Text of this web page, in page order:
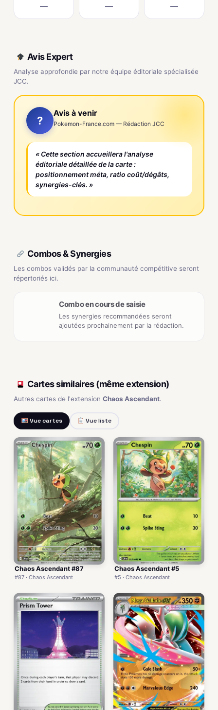
— — —
Avis Expert
Analyse approfondie par notre équipe éditoriale spécialisée
JCC.
?
Avis à venir
Pokemon-France.com — Rédaction JCC
« Cette section accueillera l'analyse
éditoriale détaillée de la carte :
positionnement méta, ratio coût/dégâts,
synergies-clés. »
Combos & Synergies
Les combos validés par la communauté compétitive seront
répertoriés ici.
Combo en cours de saisie
Les synergies recommandées seront
ajoutées prochainement par la rédaction.
Cartes similaires (même extension)
Autres cartes de l'extension Chaos Ascendant.
Vue cartes Vue liste
Chaos Ascendant #87
#87 · Chaos Ascendant
Chaos Ascendant #5
#5 · Chaos Ascendant